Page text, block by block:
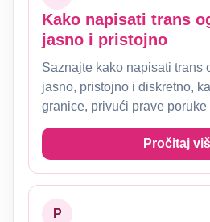
Kako napisati trans
jasno i pristojno
Saznajte kako napisati trans
jasno, pristojno i diskretno,
granice, privući prave
Pročitaj
P